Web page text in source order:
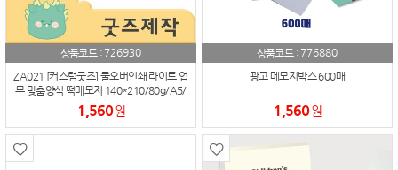
상품코드 : 726930
ZA021 [커스텀굿즈] 풀오버인쇄 라이트 업
무 맞춤양식 떡메모지 140*210/80g/A5/
컬러단면/50장 (박스제작가능)
1,560원
상품코드 : 776880
광고 메모지박스 600매
1,560원